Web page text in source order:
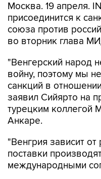
Москва. 19 апреля.
присоединится к
союза против
во вторник глава
"Венгерский народ
войну, поэтому мы
санкций в
заявил Сийярто на
турецким коллегой
Анкаре.
"Венгрия зависит от
поставки
международными